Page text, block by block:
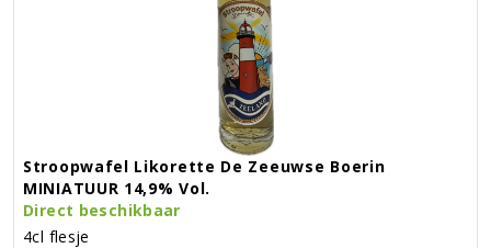
Stroopwafel Likorette De Zeeuwse Boerin
MINIATUUR 14,9% Vol.
Direct beschikbaar
4cl flesje